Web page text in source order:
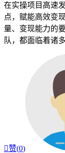
在实操项目高速
点，赋能高效变
量、变现能力的
队，都面临着诸
赞(0)